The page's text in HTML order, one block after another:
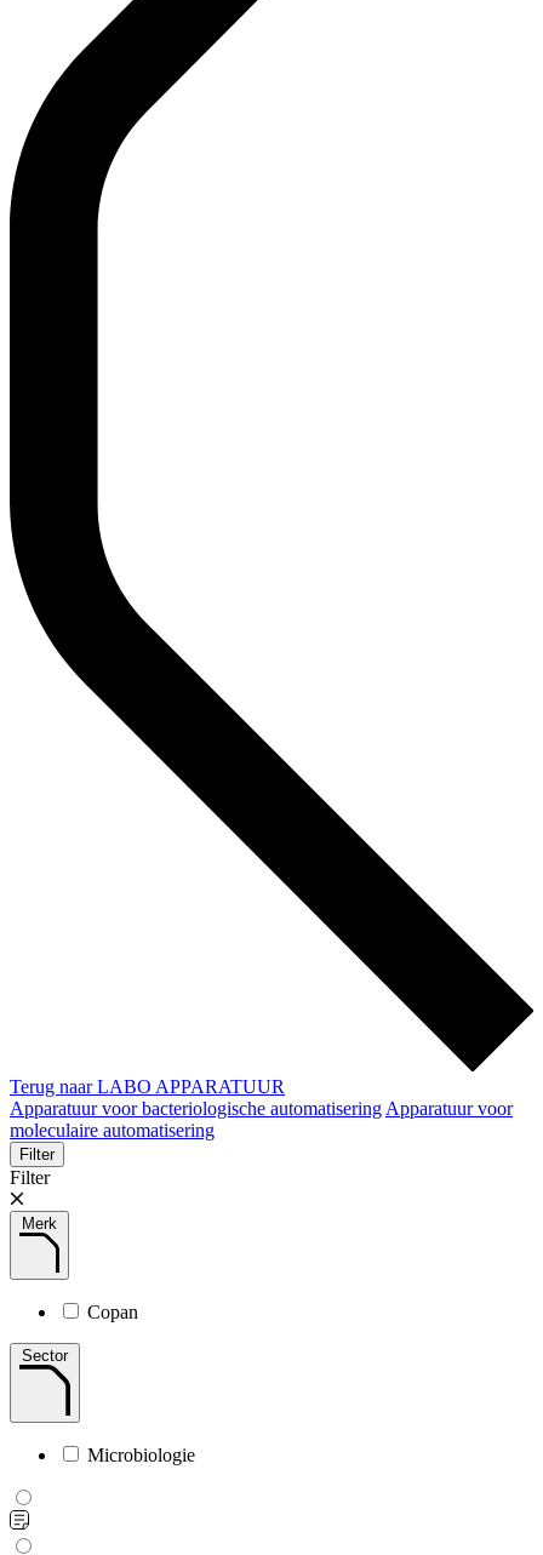
Terug naar LABO APPARATUUR
Apparatuur voor bacteriologische automatisering Apparatuur voor
moleculaire automatisering
Filter
Filter
Merk
Copan
Sector
Microbiologie